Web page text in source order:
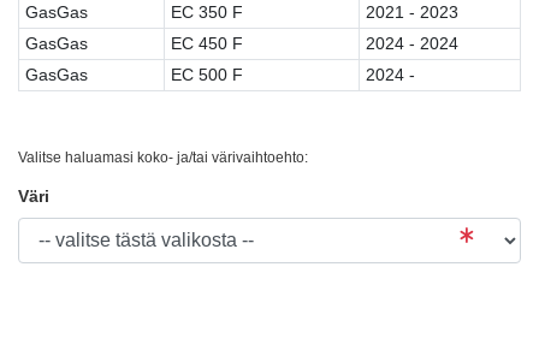
GasGas
EC 350 F
2021 - 2023
GasGas
EC 450 F
2024 - 2024
GasGas
EC 500 F 2024 -
Valitse haluamasi koko- ja/tai värivaihtoehto:
Väri